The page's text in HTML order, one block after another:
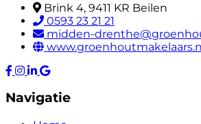
Brink 4, 9411 KR Beilen
0593 23 21 21
midden-
Navigatie